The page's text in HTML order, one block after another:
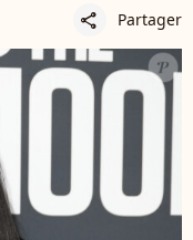
share Partager